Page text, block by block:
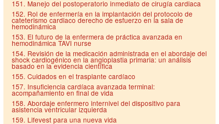
151. Manejo del postoperatorio inmediato de cirugía cardiaca
152. Rol de enfermería en la implantación del protocolo de
cateterismo cardiaco derecho de esfuerzo en la sala de
hemodinámica
153. El futuro de la enfermera de práctica avanzada en
hemodinámica TAVI nurse
154. Revisión de la medicación administrada en el abordaje del
shock cardiogénico en la angioplastia primaria: un análisis
basado en la evidencia científica
155. Cuidados en el trasplante cardíaco
157. Insuficiencia cardíaca avanzada terminal:
acompañamiento en final de vida
158. Abordaje enfermero internivel del dispositivo para
asistencia ventricular izquierda
159. Lifevest para una nueva vida